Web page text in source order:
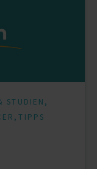
STUDIEN ,
,TIPPS